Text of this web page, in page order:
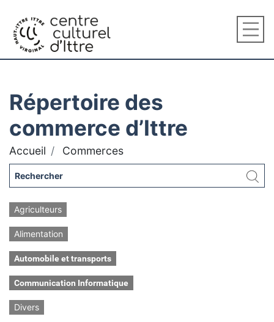
Répertoire des
commerce d’Ittre
Accueil Commerces
Agriculteurs
Alimentation
Automobile et transports
Communication Informatique
Divers